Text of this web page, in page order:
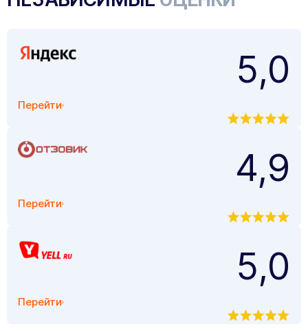
Перейти
5,0
Перейти
4,9
Перейти
5,0